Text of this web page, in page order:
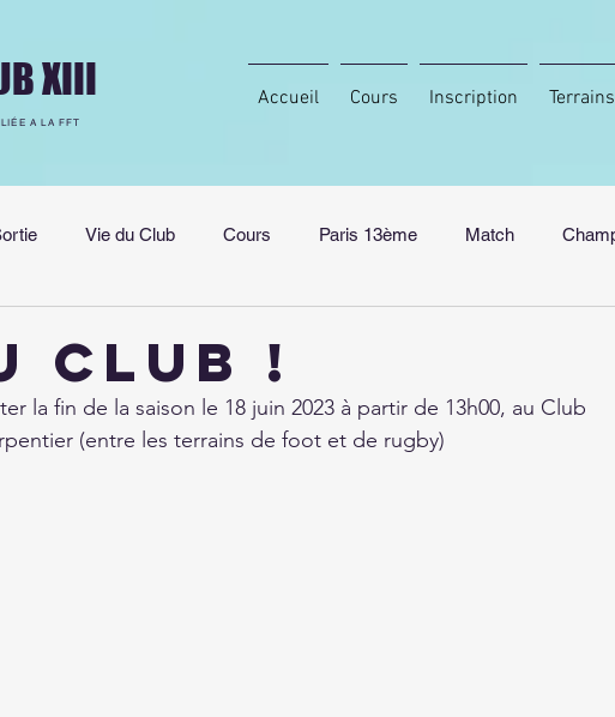
XIII Accueil Cours Inscription Terrains
A LA FFT
Vie du Club Cours Paris 13ème Match
Club !
la fin de la saison le 18 juin 2023 à partir de 13h00, au Club
(entre les terrains de foot et de rugby)